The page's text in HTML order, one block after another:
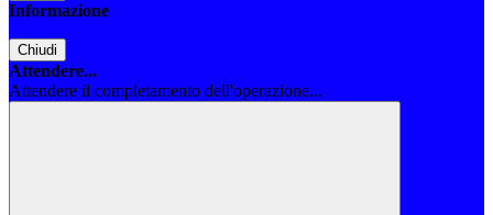
Informazione
Chiudi
Attendere...
Attendere il completamento dell'operazione...